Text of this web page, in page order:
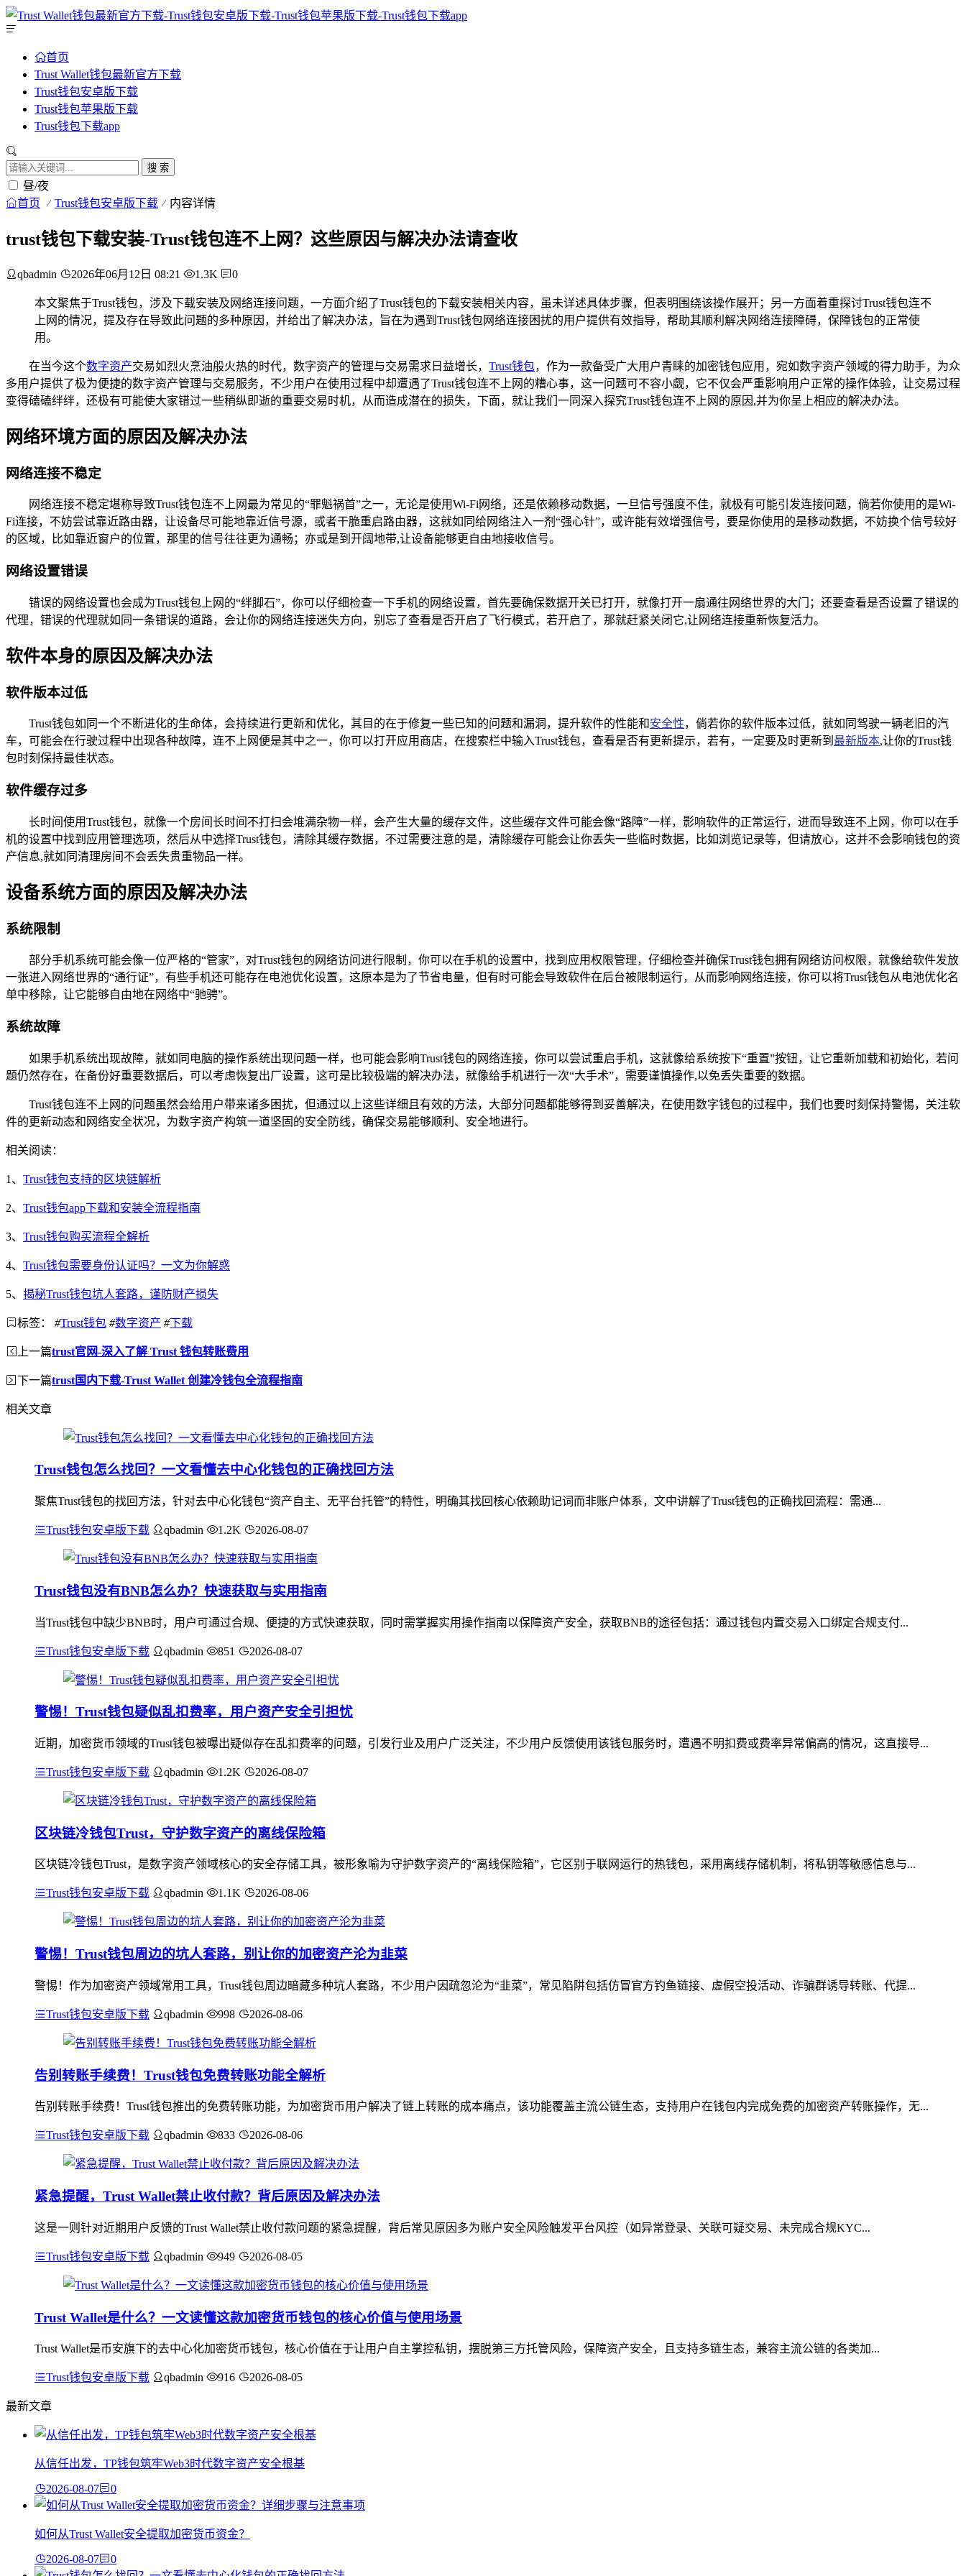
首页
Trust Wallet钱包最新官方下载
Trust钱包安卓版下载
Trust钱包苹果版下载
Trust钱包下载app
搜 索
昼/夜
首页 Trust钱包安卓版下载 内容详情
trust钱包下载安装-Trust钱包连不上网？这些原因与解决办法请查收
qbadmin 2026年06月12日 08:21 1.3K 0
本文聚焦于Trust钱包，涉及下载安装及网络连接问题，一方面介绍了Trust钱包的下载安装相关内容，虽未详述具体步骤，但表明围绕该操作展开；另一方面着重探讨Trust钱包连不
上网的情况，提及存在导致此问题的多种原因，并给出了解决办法，旨在为遇到Trust钱包网络连接困扰的用户提供有效指导，帮助其顺利解决网络连接障碍，保障钱包的正常使
用。
在当今这个数字资产交易如烈火烹油般火热的时代，数字资产的管理与交易需求日益增长， Trust钱包，作为一款备受广大用户青睐的加密钱包应用，宛如数字资产领域的得力助手，为众
多用户提供了极为便捷的数字资产管理与交易服务，不少用户在使用过程中却遭遇了Trust钱包连不上网的糟心事，这一问题可不容小觑，它不仅会严重影响用户正常的操作体验，让交易过程
变得磕磕绊绊，还极有可能使大家错过一些稍纵即逝的重要交易时机，从而造成潜在的损失，下面，就让我们一同深入探究Trust钱包连不上网的原因,并为你呈上相应的解决办法。
网络环境方面的原因及解决办法
网络连接不稳定
网络连接不稳定堪称导致Trust钱包连不上网最为常见的“罪魁祸首”之一，无论是使用Wi-Fi网络，还是依赖移动数据，一旦信号强度不佳，就极有可能引发连接问题，倘若你使用的是Wi-
Fi连接，不妨尝试靠近路由器，让设备尽可能地靠近信号源，或者干脆重启路由器，这就如同给网络注入一剂“强心针”，或许能有效增强信号，要是你使用的是移动数据，不妨换个信号较好
的区域，比如靠近窗户的位置，那里的信号往往更为通畅；亦或是到开阔地带,让设备能够更自由地接收信号。
网络设置错误
错误的网络设置也会成为Trust钱包上网的“绊脚石”，你可以仔细检查一下手机的网络设置，首先要确保数据开关已打开，就像打开一扇通往网络世界的大门；还要查看是否设置了错误的
代理，错误的代理就如同一条错误的道路，会让你的网络连接迷失方向，别忘了查看是否开启了飞行模式，若开启了，那就赶紧关闭它,让网络连接重新恢复活力。
软件本身的原因及解决办法
软件版本过低
Trust钱包如同一个不断进化的生命体，会持续进行更新和优化，其目的在于修复一些已知的问题和漏洞，提升软件的性能和安全性，倘若你的软件版本过低，就如同驾驶一辆老旧的汽
车，可能会在行驶过程中出现各种故障，连不上网便是其中之一，你可以打开应用商店，在搜索栏中输入Trust钱包，查看是否有更新提示，若有，一定要及时更新到 最新版本,让你的Trust钱
包时刻保持最佳状态。
软件缓存过多
长时间使用Trust钱包，就像一个房间长时间不打扫会堆满杂物一样，会产生大量的缓存文件，这些缓存文件可能会像“路障”一样，影响软件的正常运行，进而导致连不上网，你可以在手
机的设置中找到应用管理选项，然后从中选择Trust钱包，清除其缓存数据，不过需要注意的是，清除缓存可能会让你丢失一些临时数据，比如浏览记录等，但请放心，这并不会影响钱包的资
产信息,就如同清理房间不会丢失贵重物品一样。
设备系统方面的原因及解决办法
系统限制
部分手机系统可能会像一位严格的“管家”，对Trust钱包的网络访问进行限制，你可以在手机的设置中，找到应用权限管理，仔细检查并确保Trust钱包拥有网络访问权限，就像给软件发放
一张进入网络世界的“通行证”，有些手机还可能存在电池优化设置，这原本是为了节省电量，但有时可能会导致软件在后台被限制运行，从而影响网络连接，你可以将Trust钱包从电池优化名
单中移除，让它能够自由地在网络中“驰骋”。
系统故障
如果手机系统出现故障，就如同电脑的操作系统出现问题一样，也可能会影响Trust钱包的网络连接，你可以尝试重启手机，这就像给系统按下“重置”按钮，让它重新加载和初始化，若问
题仍然存在，在备份好重要数据后，可以考虑恢复出厂设置，这可是比较极端的解决办法，就像给手机进行一次“大手术”，需要谨慎操作,以免丢失重要的数据。
Trust钱包连不上网的问题虽然会给用户带来诸多困扰，但通过以上这些详细且有效的方法，大部分问题都能够得到妥善解决，在使用数字钱包的过程中，我们也要时刻保持警惕，关注软
件的更新动态和网络安全状况，为数字资产构筑一道坚固的安全防线，确保交易能够顺利、安全地进行。
相关阅读：
1、 Trust钱包支持的区块链解析
2、 Trust钱包app下载和安装全流程指南
3、 Trust钱包购买流程全解析
4、 Trust钱包需要身份认证吗？一文为你解惑
5、 揭秘Trust钱包坑人套路，谨防财产损失
标签： #Trust钱包 #数字资产 #下载
上一篇trust官网-深入了解 Trust 钱包转账费用
下一篇trust国内下载-Trust Wallet 创建冷钱包全流程指南
相关文章
Trust钱包怎么找回？一文看懂去中心化钱包的正确找回方法
聚焦Trust钱包的找回方法，针对去中心化钱包“资产自主、无平台托管”的特性，明确其找回核心依赖助记词而非账户体系，文中讲解了Trust钱包的正确找回流程：需通...
Trust钱包安卓版下载 qbadmin 1.2K 2026-08-07
Trust钱包没有BNB怎么办？快速获取与实用指南
当Trust钱包中缺少BNB时，用户可通过合规、便捷的方式快速获取，同时需掌握实用操作指南以保障资产安全，获取BNB的途径包括：通过钱包内置交易入口绑定合规支付...
Trust钱包安卓版下载 qbadmin 851 2026-08-07
警惕！Trust钱包疑似乱扣费率，用户资产安全引担忧
近期，加密货币领域的Trust钱包被曝出疑似存在乱扣费率的问题，引发行业及用户广泛关注，不少用户反馈使用该钱包服务时，遭遇不明扣费或费率异常偏高的情况，这直接导...
Trust钱包安卓版下载 qbadmin 1.2K 2026-08-07
区块链冷钱包Trust，守护数字资产的离线保险箱
区块链冷钱包Trust，是数字资产领域核心的安全存储工具，被形象喻为守护数字资产的“离线保险箱”，它区别于联网运行的热钱包，采用离线存储机制，将私钥等敏感信息与...
Trust钱包安卓版下载 qbadmin 1.1K 2026-08-06
警惕！Trust钱包周边的坑人套路，别让你的加密资产沦为韭菜
警惕！作为加密资产领域常用工具，Trust钱包周边暗藏多种坑人套路，不少用户因疏忽沦为“韭菜”，常见陷阱包括仿冒官方钓鱼链接、虚假空投活动、诈骗群诱导转账、代提...
Trust钱包安卓版下载 qbadmin 998 2026-08-06
告别转账手续费！Trust钱包免费转账功能全解析
告别转账手续费！Trust钱包推出的免费转账功能，为加密货币用户解决了链上转账的成本痛点，该功能覆盖主流公链生态，支持用户在钱包内完成免费的加密资产转账操作，无...
Trust钱包安卓版下载 qbadmin 833 2026-08-06
紧急提醒，Trust Wallet禁止收付款？背后原因及解决办法
这是一则针对近期用户反馈的Trust Wallet禁止收付款问题的紧急提醒，背后常见原因多为账户安全风险触发平台风控（如异常登录、关联可疑交易、未完成合规KYC...
Trust钱包安卓版下载 qbadmin 949 2026-08-05
Trust Wallet是什么？一文读懂这款加密货币钱包的核心价值与使用场景
Trust Wallet是币安旗下的去中心化加密货币钱包，核心价值在于让用户自主掌控私钥，摆脱第三方托管风险，保障资产安全，且支持多链生态，兼容主流公链的各类加...
Trust钱包安卓版下载 qbadmin 916 2026-08-05
最新文章
从信任出发，TP钱包筑牢Web3时代数字资产安全根基
2026-08-07 0
如何从Trust Wallet安全提取加密货币资金？
2026-08-07 0